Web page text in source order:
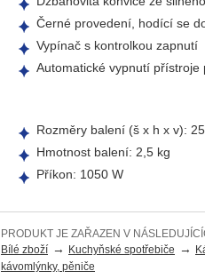
Černé provedení, hodící se
Vypínač s kontrolkou zapnutí
Automatické vypnutí přístroje
Rozměry balení (š x h x v):
Hmotnost balení: 2,5 kg
Příkon: 1050 W
PRODUKT JE ZAŘAZEN V
Bílé zboží → Kuchyňské spotřebiče →
kávomlýnky, pěniče